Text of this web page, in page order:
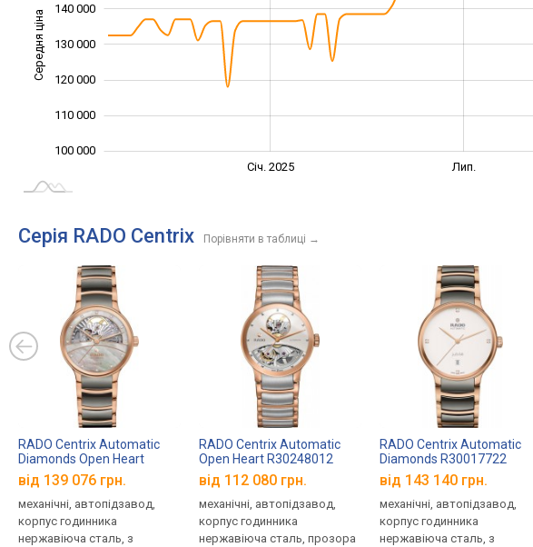
Середня ціна 100 000
100 000
110 000
120 000
130 000
140 000
Січ. 2025 Лип.
Серія RADO Centrix Порівняти в таблиці →
RADO Centrix Automatic
Diamonds Open Heart
R30029912
від 139 076 грн.
механічні, автопідзавод,
корпус годинника
нержавіюча сталь, з
RADO Centrix Automatic
Open Heart R30248012
від 112 080 грн.
механічні, автопідзавод,
корпус годинника
нержавіюча сталь, прозора
RADO Centrix Automatic
Diamonds R30017722
від 143 140 грн.
механічні, автопідзавод,
корпус годинника
нержавіюча сталь, з